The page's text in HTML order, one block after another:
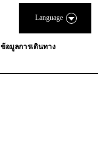
ข้อมูลการเดินทาง
Language